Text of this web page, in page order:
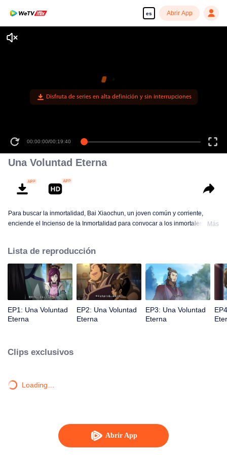
es Abrir App
Abrir App
Disfruta de series en alta definición y sin interrupciones
00:00:00/00:19:40
Una Voluntad Eterna
Para buscar la inmortalidad, Bai Xiaochun, un joven común y corriente,
enciende el Incienso de la Inmortalidad para convocar a los inmortales. Pero
con numerosas tramas divertidas. Ven a verlo para llenar tu verano de
alegría.
Más
Lista de reproducción
EP1: Una Voluntad
Eterna
EP2: Una Voluntad
Eterna
EP3: Una Voluntad
Eterna
Clips exclusivos
Loading…